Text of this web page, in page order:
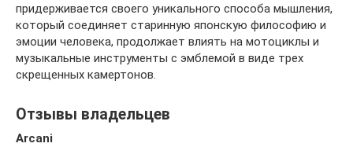
придерживается своего уникального способа мышления,
который соединяет старинную японскую философию и
эмоции человека, продолжает влиять на мотоциклы и
музыкальные инструменты с эмблемой в виде трех
скрещенных камертонов.
Отзывы владельцев
Arcani